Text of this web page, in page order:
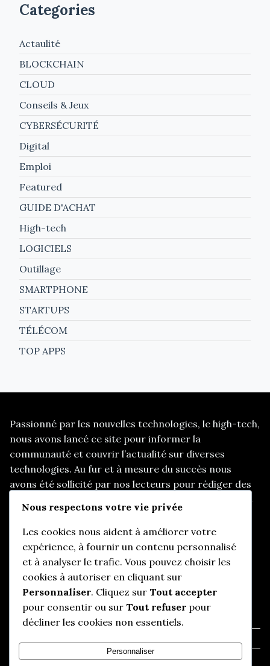
Categories
Actaulité
BLOCKCHAIN
CLOUD
Conseils & Jeux
CYBERSÉCURITÉ
Digital
Emploi
Featured
GUIDE D'ACHAT
High-tech
LOGICIELS
Outillage
SMARTPHONE
STARTUPS
TÉLÉCOM
TOP APPS
Passionné par les nouvelles technologies, le high-tech,
nous avons lancé ce site pour informer la
communauté et couvrir l’actualité sur diverses
technologies. Au fur et à mesure du succès nous
avons été sollicité par nos lecteurs pour rédiger des
articles sur d’autres thématiques, telles que les start
up, le e-marketing, et d’autres sujets d’actualités
pertinents.
Informations utiles
Qui somme-nous ?
Politique de confidentialité
Nous respectons votre vie privée
Les cookies nous aident à améliorer votre
expérience, à fournir un contenu personnalisé
et à analyser le trafic. Vous pouvez choisir les
cookies à autoriser en cliquant sur
Personnaliser. Cliquez sur Tout accepter
pour consentir ou sur Tout refuser pour
décliner les cookies non essentiels.
Personnaliser